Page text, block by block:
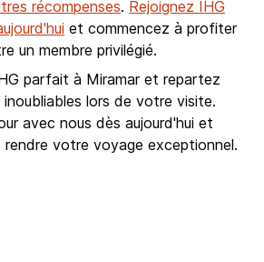
récompenses. Rejoignez IHG
et commencez à profiter
un membre privilégié.
parfait à Miramar et repartez
lors de votre visite.
avec nous dès aujourd'hui et
votre voyage exceptionnel.